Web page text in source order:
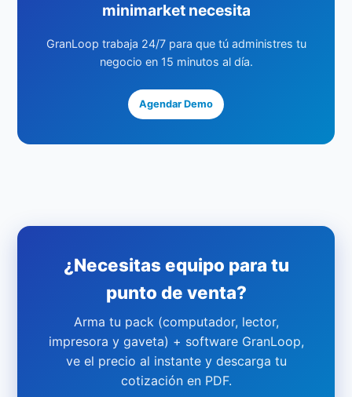
minimarket necesita
GranLoop trabaja 24/7 para que tú administres tu
negocio en 15 minutos al día.
Agendar Demo
¿Necesitas equipo para tu
punto de venta?
Arma tu pack (computador, lector,
impresora y gaveta) + software GranLoop,
ve el precio al instante y descarga tu
cotización en PDF.